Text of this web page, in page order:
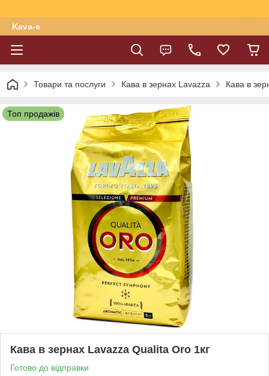
Kava-e
Товари та послуги Кава в зернах Lavazza Кава в
Топ продажів
Кава в зернах Lavazza Qualita Oro 1кг
Готово до відправки